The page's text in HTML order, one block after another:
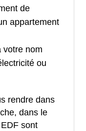
de
appartement
votre nom
ou
rendre dans
dans le
sont